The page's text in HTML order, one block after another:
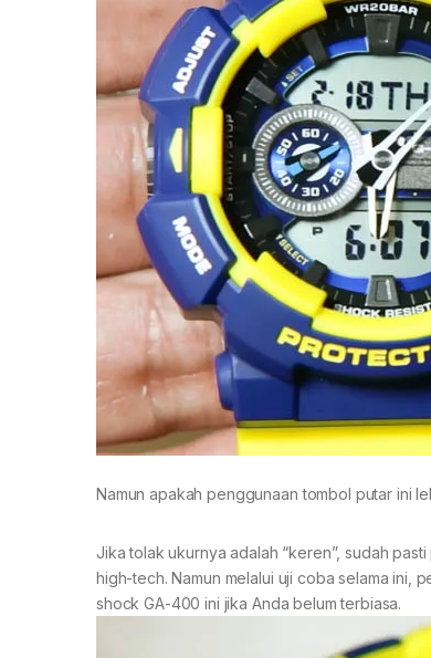
Namun apakah penggunaan tombol putar ini
Jika tolak ukurnya adalah “keren”, sudah
high-tech. Namun melalui uji coba selama ini,
shock GA-400 ini jika Anda belum terbiasa.